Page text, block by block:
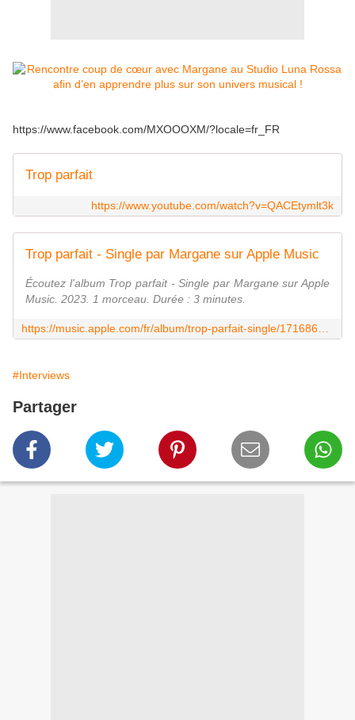
https://www.facebook.com/MXOOOXM/?locale=fr_FR
Trop parfait
https://www.youtube.com/watch?v=QACEtymlt3k
Trop parfait - Single par Margane sur Apple Music
Écoutez l'album Trop parfait - Single par Margane sur Apple
Music. 2023. 1 morceau. Durée : 3 minutes.
#Interviews
Partager